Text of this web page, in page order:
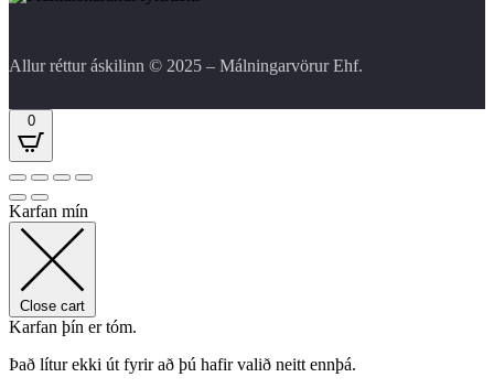
Allur réttur áskilinn © 2025 – Málningarvörur Ehf.
0
Karfan mín
Close cart
Karfan þín er tóm.
Það lítur ekki út fyrir að þú hafir valið neitt ennþá.